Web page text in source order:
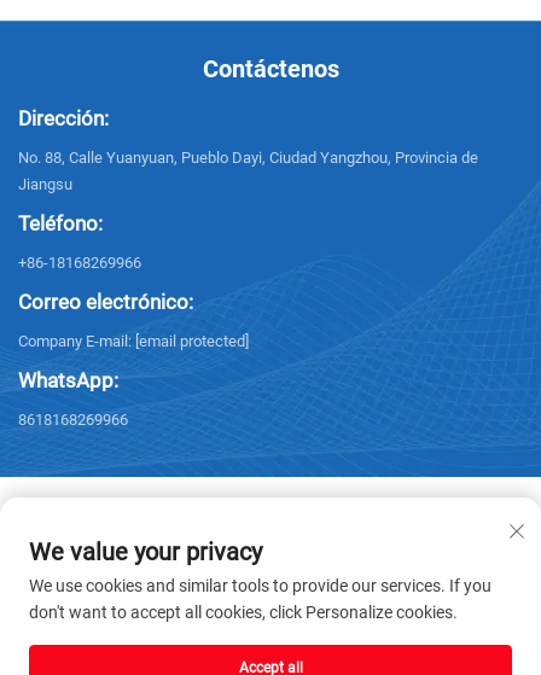
Contáctenos
Dirección:
No. 88, Calle Yuanyuan, Pueblo Dayi, Ciudad Yangzhou, Provincia de
Jiangsu
Teléfono:
+86-18168269966
Correo electrónico:
Company E-mail: [email protected]
WhatsApp:
8618168269966
Copyright © 2026 Yangzhou Sanxing Technology CO.,LTD. Todos los
derechos reservados. -Política de privacidad
We value your privacy
We use cookies and similar tools to provide our services. If you
don't want to accept all cookies, click Personalize cookies.
Accept all